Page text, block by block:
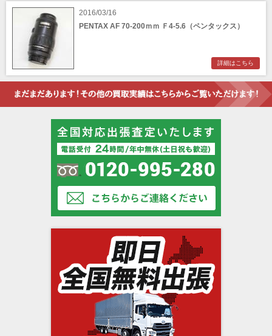
2016/03/16
PENTAX AF 70-200ｍｍ Ｆ4-5.6（ペンタックス）
詳細はこちら